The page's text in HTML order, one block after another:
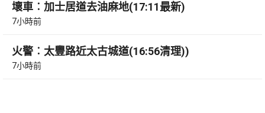
壞車︰加士居道去油麻地(17:11最新)
7小時前
火警︰太豐路近太古城道(16:56清理))
7小時前